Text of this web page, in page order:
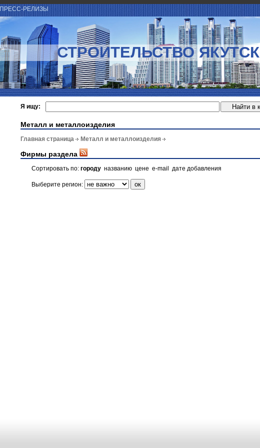
ПРЕСС-РЕЛИЗЫ
СТРОИТЕЛЬСТВО ЯКУТСК
Я ищу:
Металл и металлоизделия
Главная страница Металл и металлоизделия
Фирмы раздела
Сортировать по: городу названию цене e-mail дате добавления
Выберите регион: